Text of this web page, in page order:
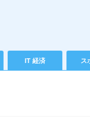
IT 経済 ス